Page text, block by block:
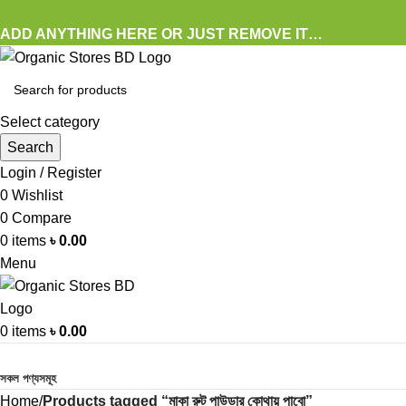
ADD ANYTHING HERE OR JUST REMOVE IT…
Select category
Search
Login / Register
0 Wishlist
0 Compare
0 items ৳0.00
Menu
0 items ৳0.00
সকল পণ্যসমূহ
Home Products tagged “মাকা রুট পাউডার কোথায় পাবো”